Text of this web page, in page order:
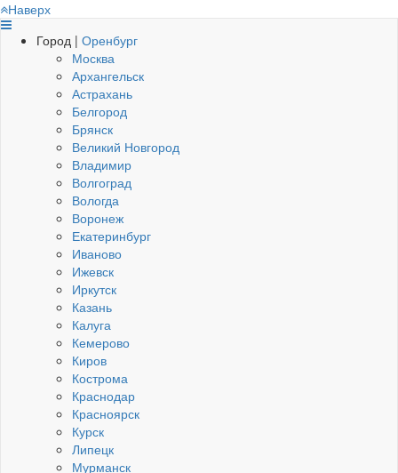
Наверх
Город | Оренбург
Москва
Архангельск
Астрахань
Белгород
Брянск
Великий Новгород
Владимир
Волгоград
Вологда
Воронеж
Екатеринбург
Иваново
Ижевск
Иркутск
Казань
Калуга
Кемерово
Киров
Кострома
Краснодар
Красноярск
Курск
Липецк
Мурманск